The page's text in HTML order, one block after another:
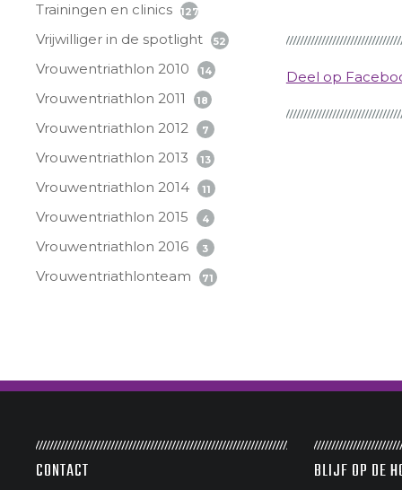
Trainingen en clinics 127
Vrijwilliger in de spotlight 52
Vrouwentriathlon 2010 14
Vrouwentriathlon 2011 18
Vrouwentriathlon 2012 7
Vrouwentriathlon 2013 13
Vrouwentriathlon 2014 11
Vrouwentriathlon 2015 4
Vrouwentriathlon 2016 3
Vrouwentriathlonteam 71
Deel op
CONTACT BLIJF OP DE